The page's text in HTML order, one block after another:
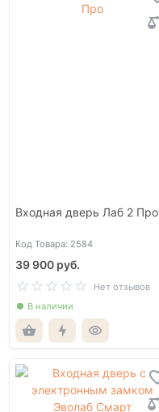
Входная дверь Лаб 2 Про
Код Товара: 2584
39 900 руб.
Нет отзывов
В наличии